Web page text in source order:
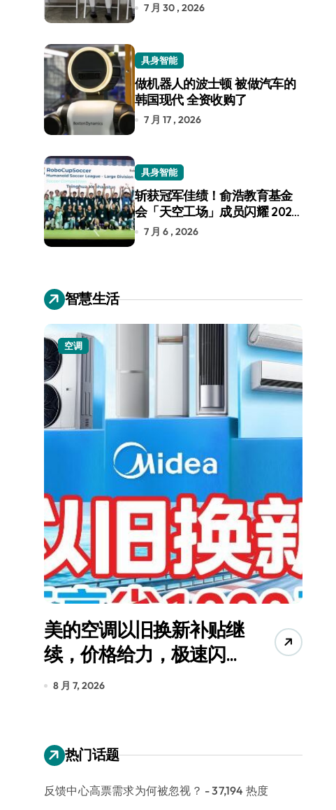
7 月 30 , 2026
具身智能
做机器人的波士顿 被做汽车的
韩国现代 全资收购了
7 月 17 , 2026
具身智能
斩获冠军佳绩！俞浩教育基金
会「天空工场」成员闪耀 2026
RoboCup 机器人世界杯
7 月 6 , 2026
智慧生活
空调
美的空调以旧换新补贴继
续，价格给力，极速闪
装！
8 月 7, 2026
热门话题
反馈中心高票需求为何被忽视？ - 37,194 热度